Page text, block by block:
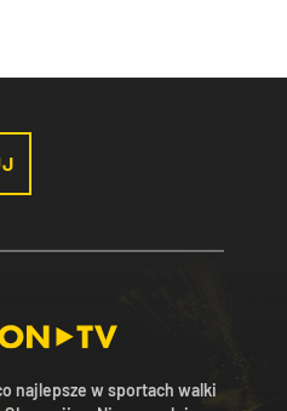
najlepsze w sportach walki